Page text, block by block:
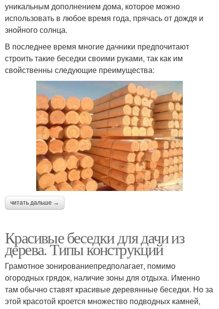
уникальным дополнением дома, которое можно
использовать в любое время года, прячась от дождя и
знойного солнца.
В последнее время многие дачники предпочитают
строить такие беседки своими руками, так как им
свойственны следующие преимущества:
читать дальше →
Красивые беседки для дачи из
дерева. Типы конструкций
Грамотное зонированиепредполагает, помимо
огородных грядок, наличие зоны для отдыха. Именно
там обычно ставят красивые деревянные беседки. Но за
этой красотой кроется множество подводных камней,